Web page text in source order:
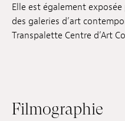
Elle est également
des galeries d’art
Transpalette Centre d’Art
Filmographie